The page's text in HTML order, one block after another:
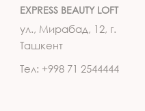
EXPRESS BEAUTY LOFT
ул., Мирабад, 12, г.
Ташкент
Тел: +998 71 2544444